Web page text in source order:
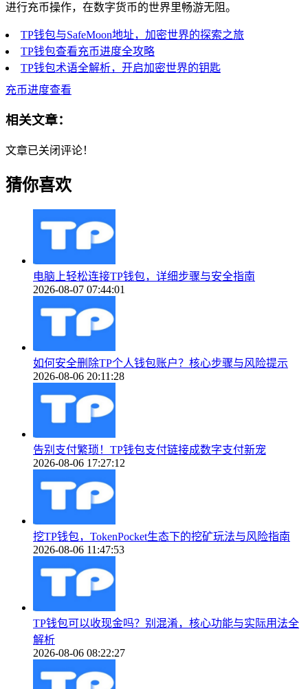
进行充币操作，在数字货币的世界里畅游无阻。
TP钱包与SafeMoon地址，加密世界的探索之旅
TP钱包查看充币进度全攻略
TP钱包术语全解析，开启加密世界的钥匙
充币进度查看
相关文章：
文章已关闭评论！
猜你喜欢
电脑上轻松连接TP钱包，详细步骤与安全指南
2026-08-07 07:44:01
如何安全删除TP个人钱包账户？核心步骤与风险提示
2026-08-06 20:11:28
告别支付繁琐！TP钱包支付链接成数字支付新宠
2026-08-06 17:27:12
挖TP钱包，TokenPocket生态下的挖矿玩法与风险指南
2026-08-06 11:47:53
TP钱包可以收现金吗？别混淆，核心功能与实际用法全
解析
2026-08-06 08:22:27